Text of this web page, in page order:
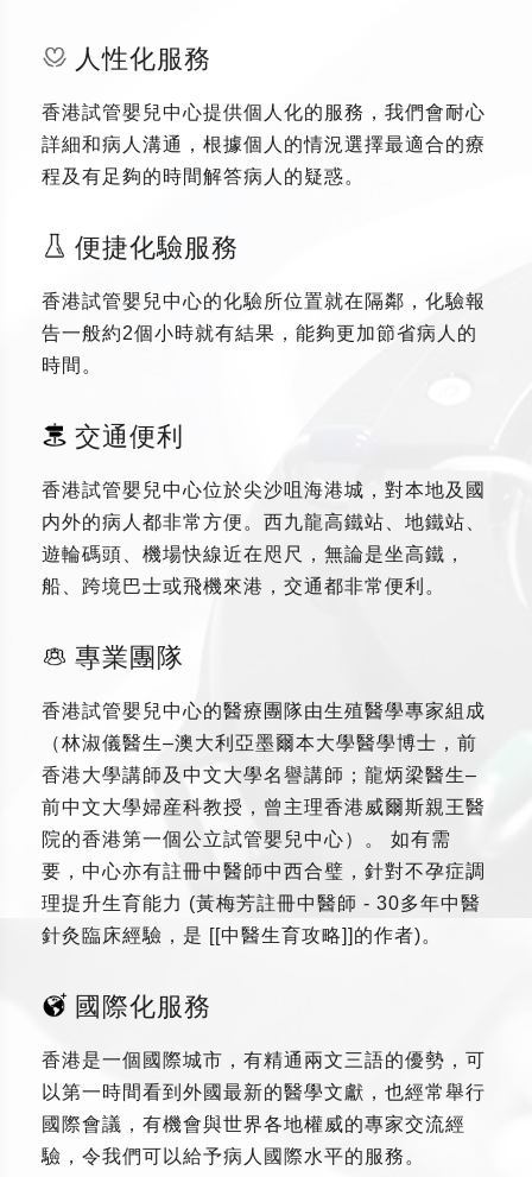
人性化服務
香港試管嬰兒中心提供個人化的服務，我們會耐心
詳細和病人溝通，根據個人的情況選擇最適合的療
程及有足夠的時間解答病人的疑惑。
便捷化驗服務
香港試管嬰兒中心的化驗所位置就在隔鄰，化驗報
告一般約2個小時就有結果，能夠更加節省病人的
時間。
交通便利
香港試管嬰兒中心位於尖沙咀海港城，對本地及國
内外的病人都非常方便。西九龍高鐵站、地鐵站、
遊輪碼頭、機場快線近在咫尺，無論是坐高鐵，
船、跨境巴士或飛機來港，交通都非常便利。
專業團隊
香港試管嬰兒中心的醫療團隊由生殖醫學專家組成
（林淑儀醫生–澳大利亞墨爾本大學醫學博士，前
香港大學講師及中文大學名譽講師；龍炳梁醫生–
前中文大學婦産科教授，曾主理香港威爾斯親王醫
院的香港第一個公立試管嬰兒中心）。 如有需
要，中心亦有註冊中醫師中西合璧，針對不孕症調
理提升生育能力 (黃梅芳註冊中醫師 - 30多年中醫
針灸臨床經驗，是 [[中醫生育攻略]]的作者)。
國際化服務
香港是一個國際城市，有精通兩文三語的優勢，可
以第一時間看到外國最新的醫學文獻，也經常舉行
國際會議，有機會與世界各地權威的專家交流經
驗，令我們可以給予病人國際水平的服務。